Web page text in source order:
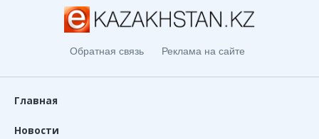
Обратная связь Реклама на сайте
Главная
Новости